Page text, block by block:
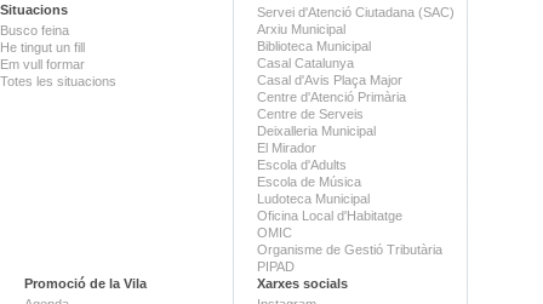
Situacions
Busco feina
He tingut un fill
Em vull formar
Totes les situacions
Servei d'Atenció Ciutadana (SAC)
Arxiu Municipal
Biblioteca Municipal
Casal Catalunya
Casal d'Avis Plaça Major
Centre d'Atenció Primària
Centre de Serveis
Deixalleria Municipal
El Mirador
Escola d'Adults
Escola de Música
Ludoteca Municipal
Oficina Local d'Habitatge
OMIC
Organisme de Gestió Tributària
PIPAD
Promoció de la Vila
Xarxes socials